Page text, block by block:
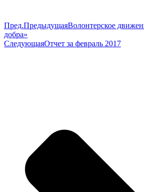
Пред.ПредыдущаяВолонтерское
добра»
СледующаяОтчет за февраль 2017